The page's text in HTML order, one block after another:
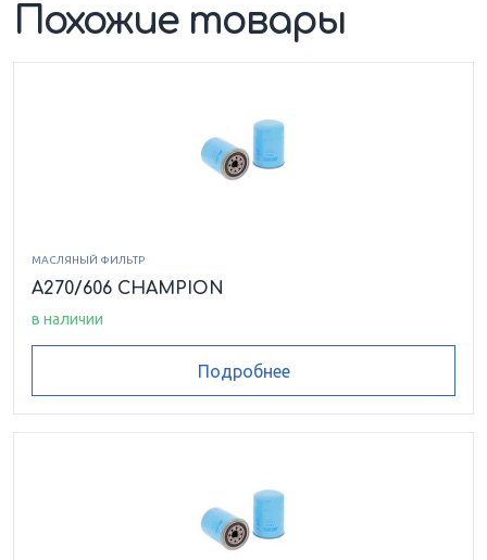
Похожие товары
МАСЛЯНЫЙ ФИЛЬТР
A270/606 CHAMPION
в наличии
Подробнее